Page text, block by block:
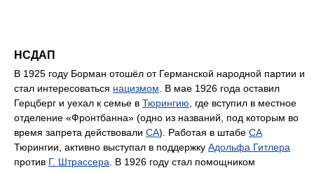
НСДАП
В 1925 году Борман отошёл от Германской народной партии и
стал интересоваться нацизмом . В мае 1926 года оставил
Герцберг и уехал к семье в Тюрингию , где вступил в местное
отделение «Фронтбанна» (одно из названий, под которым во
время запрета действовали СА). Работая в штабе СА
Тюрингии, активно выступал в поддержку Адольфа Гитлера
против Г. Штрассера . В 1926 году стал помощником